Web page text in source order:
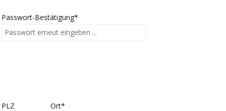
Passwort-Bestätigung*
PLZ Ort*